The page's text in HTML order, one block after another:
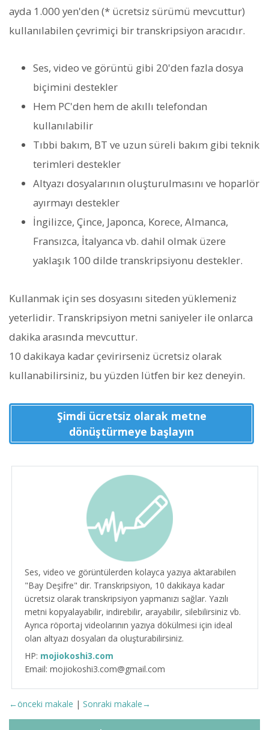
ayda 1.000 yen'den (* ücretsiz sürümü mevcuttur)
kullanılabilen çevrimiçi bir transkripsiyon aracıdır.
Ses, video ve görüntü gibi 20'den fazla dosya
biçimini destekler
Hem PC'den hem de akıllı telefondan
kullanılabilir
Tıbbi bakım, BT ve uzun süreli bakım gibi teknik
terimleri destekler
Altyazı dosyalarının oluşturulmasını ve hoparlör
ayırmayı destekler
İngilizce, Çince, Japonca, Korece, Almanca,
Fransızca, İtalyanca vb. dahil olmak üzere
yaklaşık 100 dilde transkripsiyonu destekler.
Kullanmak için ses dosyasını siteden yüklemeniz
yeterlidir. Transkripsiyon metni saniyeler ile onlarca
dakika arasında mevcuttur.
10 dakikaya kadar çevirirseniz ücretsiz olarak
kullanabilirsiniz, bu yüzden lütfen bir kez deneyin.
Şimdi ücretsiz olarak metne
dönüştürmeye başlayın
Ses, video ve görüntülerden kolayca yazıya aktarabilen
"Bay Deşifre" dir. Transkripsiyon, 10 dakikaya kadar
ücretsiz olarak transkripsiyon yapmanızı sağlar. Yazılı
metni kopyalayabilir, indirebilir, arayabilir, silebilirsiniz vb.
Ayrıca röportaj videolarının yazıya dökülmesi için ideal
olan altyazı dosyaları da oluşturabilirsiniz.
HP: mojiokoshi3.com
Email: mojiokoshi3.com@gmail.com
←önceki makale | Sonraki makale→